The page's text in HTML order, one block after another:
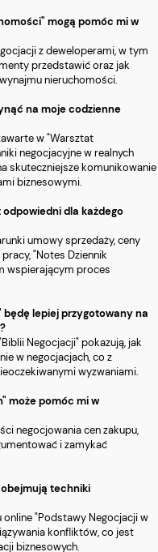
mogą pomóc mi w
z deweloperami, w tym
przedstawić oraz jak
nieruchomości.
na moje codzienne
w "Warsztat
negocjacyjne w realnych
skuteczniejsze komunikowanie
biznesowymi.
odpowiedni dla każdego
umowy sprzedaży, ceny
"Notes Dziennik
wspierającym proces
będę lepiej przygotowany na
Negocjacji" pokazują, jak
w negocjacjach, co z
wyzwaniami.
może pomóc mi w
negocjowania cen zakupu,
i zamykać
obejmują techniki
"Podstawy Negocjacji w
konfliktów, co jest
biznesowych.